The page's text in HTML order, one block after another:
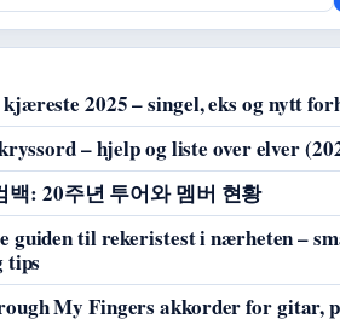
2025 – singel, eks og nytt
– hjelp og liste over elver
백: 20주년 투어와 멤버 현황
guiden til rekeristest i nærheten –
tips
My Fingers akkorder for gitar,